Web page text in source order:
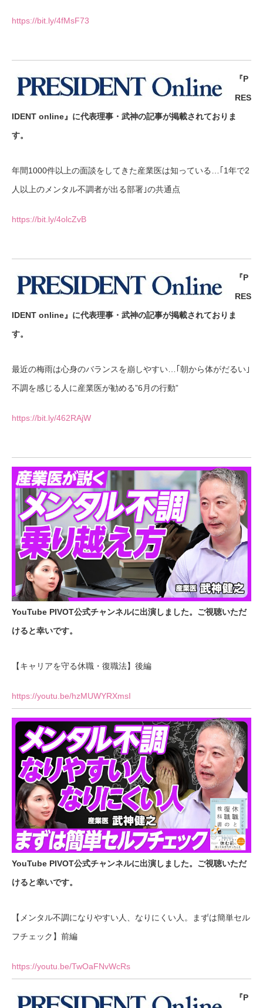
https://bit.ly/4fMsF73
『P
RES
IDENT online』に代表理事・武神の記事が掲載されておりま
す。
年間1000件以上の面談をしてきた産業医は知っている…｢1年で2
人以上のメンタル不調者が出る部署｣の共通点
https://bit.ly/4olcZvB
『P
RES
IDENT online』に代表理事・武神の記事が掲載されておりま
す。
最近の梅雨は心身のバランスを崩しやすい…｢朝から体がだるい｣
不調を感じる人に産業医が勧める”6月の行動”
https://bit.ly/462RAjW
YouTube PIVOT公式チャンネルに出演しました。ご視聴いただ
けると幸いです。
【キャリアを守る休職・復職法】後編
https://youtu.be/hzMUWYRXmsI
YouTube PIVOT公式チャンネルに出演しました。ご視聴いただ
けると幸いです。
【メンタル不調になりやすい人、なりにくい人。まずは簡単セル
フチェック】前編
https://youtu.be/TwOaFNvWcRs
『P